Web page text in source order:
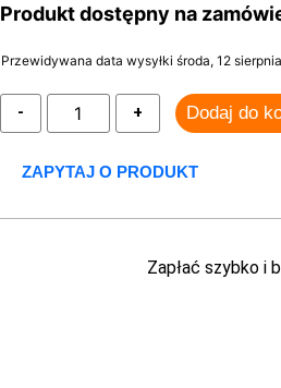
Produkt dostępny na
Przewidywana data wysyłki środa, 12 sierpnia
Dodaj do
ZAPYTAJ O PRODUKT
Zapłać szybko i